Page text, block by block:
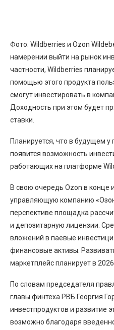
Фото: Wildberries и Ozon
намерении выйти на рынок
частности, Wildberries
помощью этого продукта
смогут инвестировать в
Доходность при этом будет
ставки.
Планируется, что в будущем у
появится возможность
работающих на платформе
В свою очередь Ozon в конце
управляющую компанию
перспективе площадка
и депозитарную лицензии.
вложений в паевые
финансовые активы.
маркетплейс планирует в 2026
По словам председателя
главы финтеха РВБ Георгия
инвестпродуктов и развитие
возможно благодаря